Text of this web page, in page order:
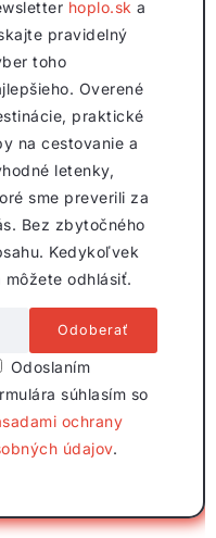
hoplo.sk a
pravidelný
toho
Overené
praktické
na cestovanie a
letenky,
sme preverili za
Bez zbytočného
Kedykoľvek
môžete odhlásiť.
Odoslaním
súhlasím so
ochrany
údajov.